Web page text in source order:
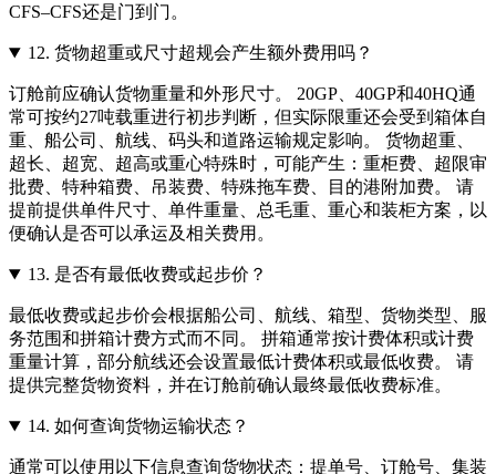
CFS–CFS还是门到门。
12. 货物超重或尺寸超规会产生额外费用吗？
订舱前应确认货物重量和外形尺寸。 20GP、40GP和40HQ通
常可按约27吨载重进行初步判断，但实际限重还会受到箱体自
重、船公司、航线、码头和道路运输规定影响。 货物超重、
超长、超宽、超高或重心特殊时，可能产生：重柜费、超限审
批费、特种箱费、吊装费、特殊拖车费、目的港附加费。 请
提前提供单件尺寸、单件重量、总毛重、重心和装柜方案，以
便确认是否可以承运及相关费用。
13. 是否有最低收费或起步价？
最低收费或起步价会根据船公司、航线、箱型、货物类型、服
务范围和拼箱计费方式而不同。 拼箱通常按计费体积或计费
重量计算，部分航线还会设置最低计费体积或最低收费。 请
提供完整货物资料，并在订舱前确认最终最低收费标准。
14. 如何查询货物运输状态？
通常可以使用以下信息查询货物状态：提单号、订舱号、集装